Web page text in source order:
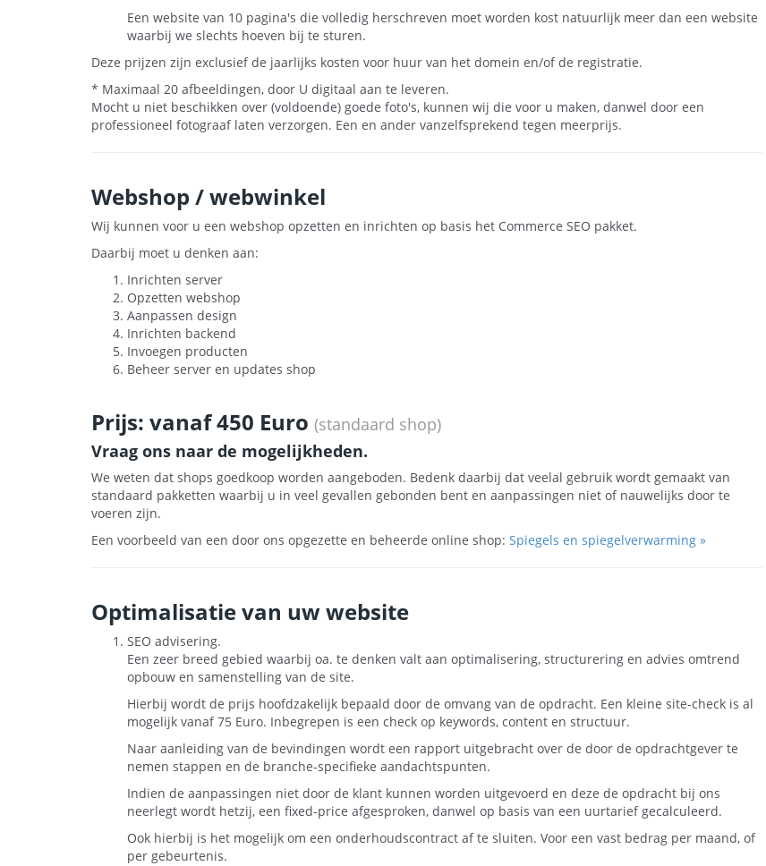
Een website van 10 pagina's die volledig herschreven moet worden kost natuurlijk meer dan een website
waarbij we slechts hoeven bij te sturen.
Deze prijzen zijn exclusief de jaarlijks kosten voor huur van het domein en/of de registratie.
* Maximaal 20 afbeeldingen, door U digitaal aan te leveren.
Mocht u niet beschikken over (voldoende) goede foto's, kunnen wij die voor u maken, danwel door een
professioneel fotograaf laten verzorgen. Een en ander vanzelfsprekend tegen meerprijs.
Webshop / webwinkel
Wij kunnen voor u een webshop opzetten en inrichten op basis het Commerce SEO pakket.
Daarbij moet u denken aan:
Inrichten server
Opzetten webshop
Aanpassen design
Inrichten backend
Invoegen producten
Beheer server en updates shop
Prijs: vanaf 450 Euro (standaard shop)
Vraag ons naar de mogelijkheden.
We weten dat shops goedkoop worden aangeboden. Bedenk daarbij dat veelal gebruik wordt gemaakt van
standaard pakketten waarbij u in veel gevallen gebonden bent en aanpassingen niet of nauwelijks door te
voeren zijn.
Een voorbeeld van een door ons opgezette en beheerde online shop: Spiegels en spiegelverwarming »
Optimalisatie van uw website
SEO advisering.
Een zeer breed gebied waarbij oa. te denken valt aan optimalisering, structurering en advies omtrend
opbouw en samenstelling van de site.
Hierbij wordt de prijs hoofdzakelijk bepaald door de omvang van de opdracht. Een kleine site-check is al
mogelijk vanaf75 Euro. Inbegrepen is een check op keywords, content en structuur.
Naar aanleiding van de bevindingen wordt een rapport uitgebracht over de door de opdrachtgever te
nemen stappen en de branche-specifieke aandachtspunten.
Indien de aanpassingen niet door de klant kunnen worden uitgevoerd en deze de opdracht bij ons
neerlegt wordt hetzij, een fixed-price afgesproken, danwel op basis van een uurtarief gecalculeerd.
Ook hierbij is het mogelijk om een onderhoudscontract af te sluiten. Voor een vast bedrag per maand, of
per gebeurtenis.